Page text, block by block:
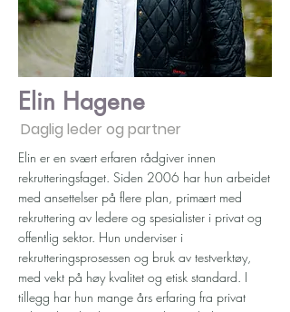
Elin Hagene
Daglig leder og partner
Elin er en svært erfaren rådgiver innen
rekrutteringsfaget. Siden 2006 har hun arbeidet
med ansettelser på flere plan, primært med
rekruttering av ledere og spesialister i privat og
offentlig sektor. Hun underviser i
rekrutteringsprosessen og bruk av testverktøy,
med vekt på høy kvalitet og etisk standard. I
tillegg har hun mange års erfaring fra privat